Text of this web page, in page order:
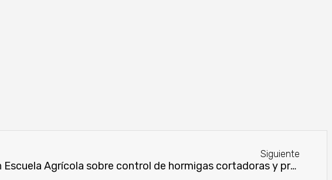
Siguiente
Capacitan en Escuela Agrícola sobre control de hormigas cortadoras y producción de semillas